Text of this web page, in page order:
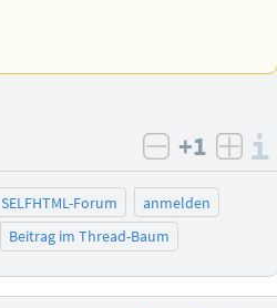
negativ
+1
SELFHTML-Forum
anmelden
Beitrag im Thread-Baum